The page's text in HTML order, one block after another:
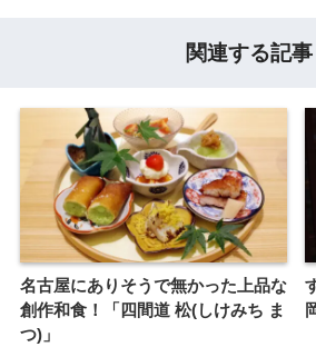
関連する記事
名古屋にありそうで無かった上品な
創作和食！「四間道 松(しけみち ま
つ)」